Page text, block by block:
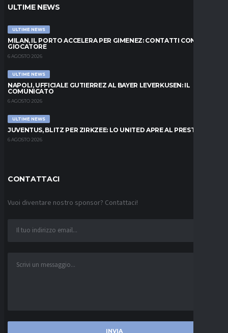
ULTIME NEWS
ULTIME NEWS
MILAN, IL PORTO ACCELERA PER GIMENEZ: CONTATTI CON IL
GIOCATORE
6 AGOSTO 2026
ULTIME NEWS
NAPOLI, UFFICIALE GUTIERREZ AL BAYER LEVERKUSEN: IL
COMUNICATO
6 AGOSTO 2026
ULTIME NEWS
JUVENTUS, BLITZ PER ZIRKZEE: LO UNITED APRE AL PRESTITO
6 AGOSTO 2026
CONTATTACI
Vuoi diventare nostro sponsor? Contattaci!